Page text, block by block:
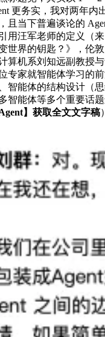
更务实，我对两年内
且当下普遍谈论的
用汪军老师的定义（来
世界的钥匙？》，伦
算机系刘知远副教授
专家就智能体学习的
智能体的结构设计（思
智能体等多个重要话题
】获取全文文字稿）